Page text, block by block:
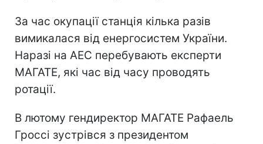
За час окупації станція кілька разів
вимикалася від енергосистем України.
Наразі на АЕС перебувають експерти
МАГАТЕ, які час від часу проводять
ротації.
В лютому гендиректор МАГАТЕ Рафаель
Гроссі зустрівся з президентом